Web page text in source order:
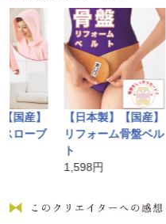
】
ブ
【日本製】【国産】
リフォーム骨盤ベル
1,598円